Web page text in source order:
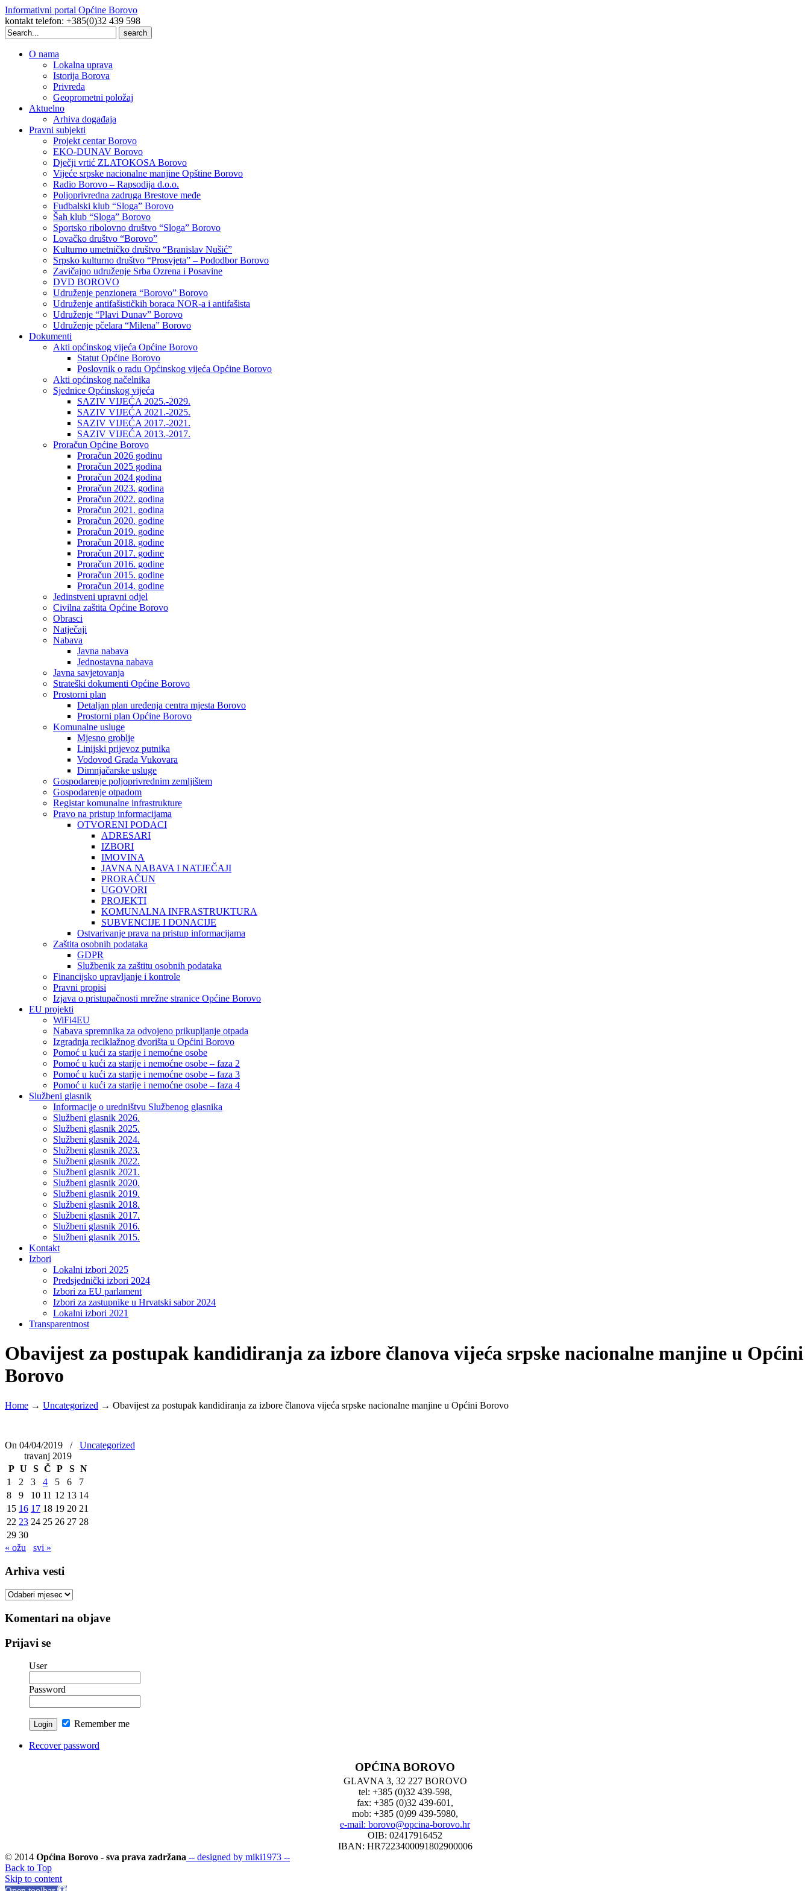
Informativni portal Općine Borovo
kontakt telefon: +385(0)32 439 598
Search
for:
O nama
Lokalna uprava
Istorija Borova
Privreda
Geoprometni položaj
Aktuelno
Arhiva događaja
Pravni subjekti
Projekt centar Borovo
EKO-DUNAV Borovo
Dječji vrtić ZLATOKOSA Borovo
Vijeće srpske nacionalne manjine Opštine Borovo
Radio Borovo – Rapsodija d.o.o.
Poljoprivredna zadruga Brestove međe
Fudbalski klub “Sloga” Borovo
Šah klub “Sloga” Borovo
Sportsko ribolovno društvo “Sloga” Borovo
Lovačko društvo “Borovo”
Kulturno umetničko društvo “Branislav Nušić”
Srpsko kulturno društvo “Prosvjeta” – Pododbor Borovo
Zavičajno udruženje Srba Ozrena i Posavine
DVD BOROVO
Udruženje penzionera “Borovo” Borovo
Udruženje antifašističkih boraca NOR-a i antifašista
Udruženje “Plavi Dunav” Borovo
Udruženje pčelara “Milena” Borovo
Dokumenti
Akti općinskog vijeća Općine Borovo
Statut Općine Borovo
Poslovnik o radu Općinskog vijeća Općine Borovo
Akti općinskog načelnika
Sjednice Općinskog vijeća
SAZIV VIJEĆA 2025.-2029.
SAZIV VIJEĆA 2021.-2025.
SAZIV VIJEĆA 2017.-2021.
SAZIV VIJEĆA 2013.-2017.
Proračun Općine Borovo
Proračun 2026 godinu
Proračun 2025 godina
Proračun 2024 godina
Proračun 2023. godina
Proračun 2022. godina
Proračun 2021. godina
Proračun 2020. godine
Proračun 2019. godine
Proračun 2018. godine
Proračun 2017. godine
Proračun 2016. godine
Proračun 2015. godine
Proračun 2014. godine
Jedinstveni upravni odjel
Civilna zaštita Općine Borovo
Obrasci
Natječaji
Nabava
Javna nabava
Jednostavna nabava
Javna savjetovanja
Strateški dokumenti Općine Borovo
Prostorni plan
Detaljan plan uređenja centra mjesta Borovo
Prostorni plan Općine Borovo
Komunalne usluge
Mjesno groblje
Linijski prijevoz putnika
Vodovod Grada Vukovara
Dimnjačarske usluge
Gospodarenje poljoprivrednim zemljištem
Gospodarenje otpadom
Registar komunalne infrastrukture
Pravo na pristup informacijama
OTVORENI PODACI
ADRESARI
IZBORI
IMOVINA
JAVNA NABAVA I NATJEČAJI
PRORAČUN
UGOVORI
PROJEKTI
KOMUNALNA INFRASTRUKTURA
SUBVENCIJE I DONACIJE
Ostvarivanje prava na pristup informacijama
Zaštita osobnih podataka
GDPR
Službenik za zaštitu osobnih podataka
Financijsko upravljanje i kontrole
Pravni propisi
Izjava o pristupačnosti mrežne stranice Općine Borovo
EU projekti
WiFi4EU
Nabava spremnika za odvojeno prikupljanje otpada
Izgradnja reciklažnog dvorišta u Općini Borovo
Pomoć u kući za starije i nemoćne osobe
Pomoć u kući za starije i nemoćne osobe – faza 2
Pomoć u kući za starije i nemoćne osobe – faza 3
Pomoć u kući za starije i nemoćne osobe – faza 4
Službeni glasnik
Informacije o uredništvu Službenog glasnika
Službeni glasnik 2026.
Službeni glasnik 2025.
Službeni glasnik 2024.
Službeni glasnik 2023.
Službeni glasnik 2022.
Službeni glasnik 2021.
Službeni glasnik 2020.
Službeni glasnik 2019.
Službeni glasnik 2018.
Službeni glasnik 2017.
Službeni glasnik 2016.
Službeni glasnik 2015.
Kontakt
Izbori
Lokalni izbori 2025
Predsjednički izbori 2024
Izbori za EU parlament
Izbori za zastupnike u Hrvatski sabor 2024
Lokalni izbori 2021
Transparentnost
Obavijest za postupak kandidiranja za izbore članova vijeća srpske nacionalne manjine u Općini
Borovo
Home → Uncategorized → Obavijest za postupak kandidiranja za izbore članova vijeća srpske nacionalne manjine u Općini Borovo
On 04/04/2019 /
Uncategorized
travanj 2019
P U S Č P S N
1
2 3 4 5 6
7
8
9 10 11 12 13 14
15 16 17 18 19 20 21
22 23 24 25 26 27 28
29 30
« ožu
svi »
Arhiva vesti
Arhiva
Komentari na objave
Prijavi se
User
Password
Remember me
Recover password
OPĆINA BOROVO
GLAVNA 3, 32 227 BOROVO
tel: +385 (0)32 439-598,
fax: +385 (0)32 439-601,
mob: +385 (0)99 439-5980,
e-mail: borovo@opcina-borovo.hr
OIB: 02417916452
IBAN: HR7223400091802900006
© 2014 Općina Borovo - sva prava zadržana -- designed by miki1973 --
Back to Top
Skip to content